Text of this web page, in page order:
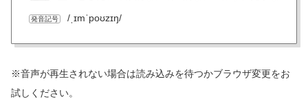
発音記号 /ˌɪmˈpoʊzɪŋ/
※音声が再生されない場合は読み込みを待つかブラウザ変更をお
試しください。